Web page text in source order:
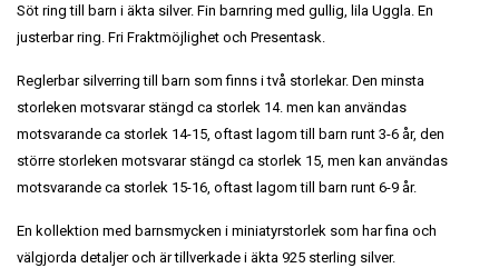
Söt ring till barn i äkta silver. Fin barnring med gullig, lila Uggla. En
justerbar ring. Fri Fraktmöjlighet och Presentask.
Reglerbar silverring till barn som finns i två storlekar. Den minsta
storleken motsvarar stängd ca storlek 14. men kan användas
motsvarande ca storlek 14-15, oftast lagom till barn runt 3-6 år, den
större storleken motsvarar stängd ca storlek 15, men kan användas
motsvarande ca storlek 15-16, oftast lagom till barn runt 6-9 år.
En kollektion med barnsmycken i miniatyrstorlek som har fina och
välgjorda detaljer och är tillverkade i äkta 925 sterling silver.